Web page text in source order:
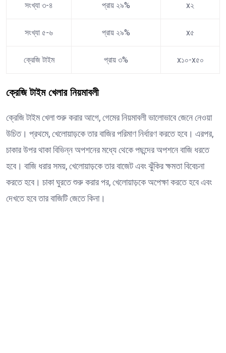
সংখ্যা ৩-৪ প্রায় ২৯% x২
সংখ্যা ৫-৬ প্রায় ২৯% x৫
ক্রেজি টাইম প্রায় ৩% x১০-x৫০
ক্রেজি টাইম খেলার নিয়মাবলী
ক্রেজি টাইম খেলা শুরু করার আগে, গেমের নিয়মাবলী ভালোভাবে জেনে নেওয়া
উচিত। প্রথমে, খেলোয়াড়কে তার বাজির পরিমাণ নির্ধারণ করতে হবে। এরপর,
চাকার উপর থাকা বিভিন্ন অপশনের মধ্যে থেকে পছন্দের অপশনে বাজি ধরতে
হবে। বাজি ধরার সময়, খেলোয়াড়কে তার বাজেট এবং ঝুঁকির ক্ষমতা বিবেচনা
করতে হবে। চাকা ঘুরতে শুরু করার পর, খেলোয়াড়কে অপেক্ষা করতে হবে এবং
দেখতে হবে তার বাজিটি জেতে কিনা।